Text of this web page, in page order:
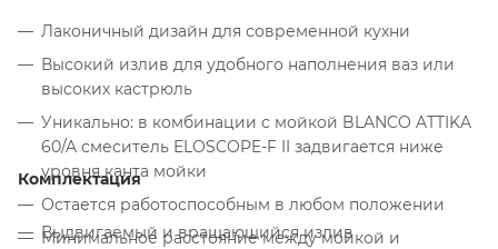
Лаконичный дизайн для современной кухни
Высокий излив для удобного наполнения ваз или
высоких кастрюль
Уникально: в комбинации с мойкой BLANCO ATTIKA
60/A смеситель ELOSCOPE-F II задвигается ниже
уровня канта мойки
Остается работоспособным в любом положении
Минимальное расстояние между мойкой и
Комплектация
Выдвигаемый и вращающийся излив